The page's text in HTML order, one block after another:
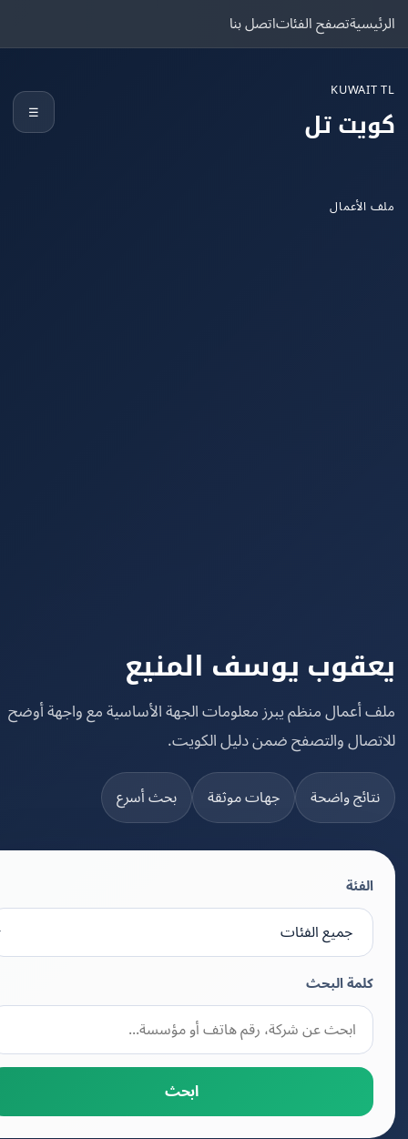
تصفح الفئاتاتصل بنا
تل
يوسف المنيع
منظم يبرز معلومات الجهة الأساسية مع واجهة أوضح
والتصفح ضمن دليل الكويت.
واضحة جهات موثقة بحث أسرع
كلمة البحث
ابحث